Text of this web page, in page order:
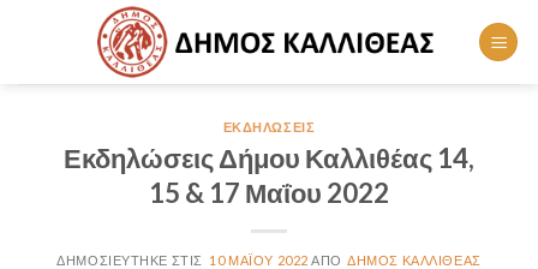
ΕΚΔΗΛΏΣΕΙΣ
Εκδηλώσεις Δήμου Καλλιθέας 14,
15 & 17 Μαΐου 2022
10 ΜΑΪ́ΟΥ 2022 ΔΉΜΟΣ ΚΑΛΛΙΘΈΑΣ